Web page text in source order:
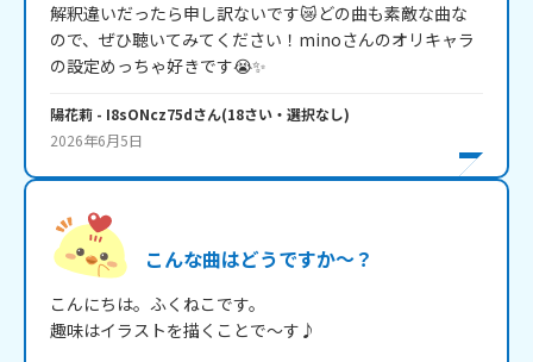
解釈違いだったら申し訳ないです😿どの曲も素敵な曲な
ので、ぜひ聴いてみてください！minoさんのオリキャラ
の設定めっちゃ好きです😭✨
陽花莉 - I8sONcz75dさん(18さい・ 選択なし)
2026年6月5日
こんな曲はどうですか～？
こんにちは。ふくねこです。
趣味はイラストを描くことで～す♪